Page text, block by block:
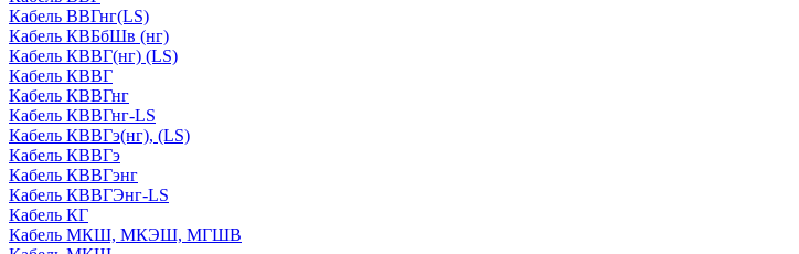
Кабель ВВГнг(LS)
Кабель КВБбШв (нг)
Кабель КВВГ(нг) (LS)
Кабель КВВГ
Кабель КВВГнг
Кабель КВВГнг-LS
Кабель КВВГэ(нг), (LS)
Кабель КВВГэ
Кабель КВВГэнг
Кабель КВВГЭнг-LS
Кабель КГ
Кабель МКШ, МКЭШ, МГШВ